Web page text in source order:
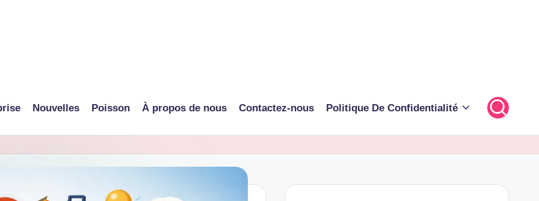
Nouvelles Poisson À propos de nous Contactez-nous Politique De Confidentialité